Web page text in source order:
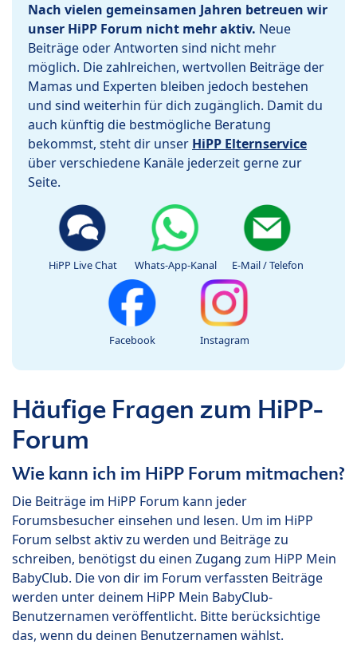
Nach vielen gemeinsamen Jahren betreuen wir
unser HiPP Forum nicht mehr aktiv. Neue
Beiträge oder Antworten sind nicht mehr
möglich. Die zahlreichen, wertvollen Beiträge der
Mamas und Experten bleiben jedoch bestehen
und sind weiterhin für dich zugänglich. Damit du
auch künftig die bestmögliche Beratung
bekommst, steht dir unser HiPP Elternservice
über verschiedene Kanäle jederzeit gerne zur
Seite.
HiPP Live Chat Whats-App-Kanal E-Mail / Telefon
Facebook Instagram
Häufige Fragen zum HiPP-
Forum
Wie kann ich im HiPP Forum mitmachen?
Die Beiträge im HiPP Forum kann jeder
Forumsbesucher einsehen und lesen. Um im HiPP
Forum selbst aktiv zu werden und Beiträge zu
schreiben, benötigst du einen Zugang zum HiPP Mein
BabyClub. Die von dir im Forum verfassten Beiträge
werden unter deinem HiPP Mein BabyClub-
Benutzernamen veröffentlicht. Bitte berücksichtige
das, wenn du deinen Benutzernamen wählst.